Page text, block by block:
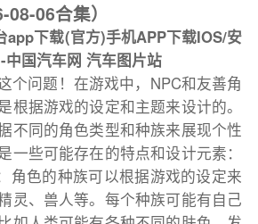
06合集）
app下载(官方)手机APP下载IOS/安
国汽车网 汽车图片站
个问题！在游戏中，NPC和友善角
根据游戏的设定和主题来设计的。
不同的角色类型和种族来展现个性
一些可能存在的特点和设计元素：
角色的种族可以根据游戏的设定来
灵、兽人等。每个种族可能有自己